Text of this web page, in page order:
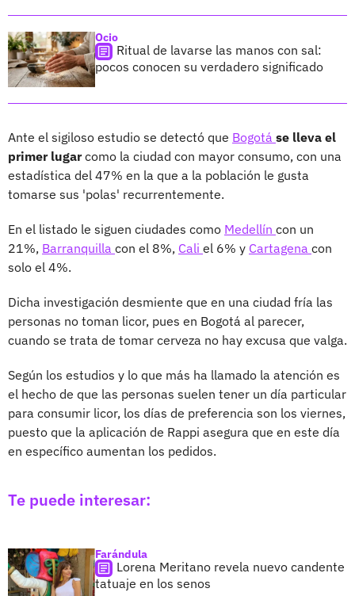
Ocio
Ritual de lavarse las manos con sal:
pocos conocen su verdadero significado
Ante el sigiloso estudio se detectó que Bogotá se lleva el
primer lugarcomo la ciudad con mayor consumo, con una
estadística del 47% en la que a la población le gusta
tomarse sus 'polas' recurrentemente.
En el listado le siguen ciudades como Medellín con un
21%, Barranquilla con el 8%, Cali el 6% y Cartagena con
solo el 4%.
Dicha investigación desmiente que en una ciudad fría las
personas no toman licor, pues en Bogotá al parecer,
cuando se trata de tomar cerveza no hay excusa que valga.
Según los estudios y lo que más ha llamado la atención es
el hecho de que las personas suelen tener un día particular
para consumir licor, los días de preferencia son los viernes,
puesto que la aplicación de Rappi asegura que en este día
en específico aumentan los pedidos.
Te puede interesar:
Farándula
Lorena Meritano revela nuevo candente
tatuaje en los senos